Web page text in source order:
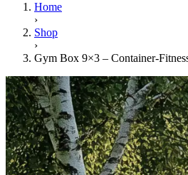
Home
›
Shop
›
Gym Box 9×3 – Container-